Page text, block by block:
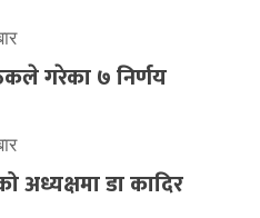
गरेका ७ निर्णय
अध्यक्षमा डा कादिर